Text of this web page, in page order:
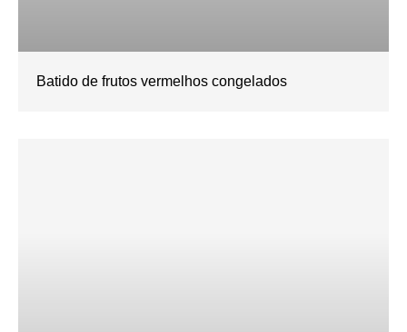
Batido de frutos vermelhos congelados